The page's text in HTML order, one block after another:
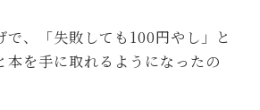
で、「失敗しても100円やし」と
本を手に取れるようになったの